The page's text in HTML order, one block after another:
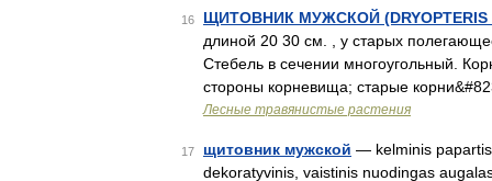
16
ЩИТОВНИК МУЖСКОЙ (DRYOPTERIS
длиной 20 30 см. , у старых
Стебель в сечении многоугольный.
стороны корневища; старые
Лесные травянистые растения
17 щитовник мужской — kelminis
dekoratyvinis, vaistinis nuodingas